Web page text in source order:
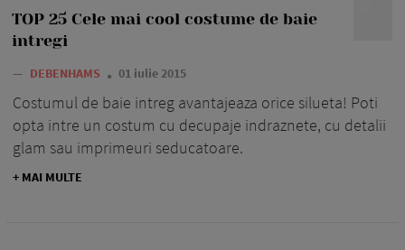
TOP 25 Cele mai cool costume de baie
intregi
— DEBENHAMS 01 iulie 2015
Costumul de baie intreg avantajeaza orice silueta! Poti
opta intre un costum cu decupaje indraznete, cu detalii
glam sau imprimeuri seducatoare.
+ MAI MULTE